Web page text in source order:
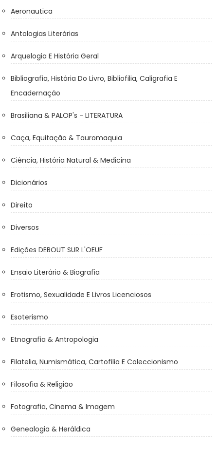
Aeronautica
Antologias Literárias
Arquelogia E História Geral
Bibliografia, História Do Livro, Bibliofilia, Caligrafia E
Encadernação
Brasiliana & PALOP's - LITERATURA
Caça, Equitação & Tauromaquia
Ciência, História Natural & Medicina
Dicionários
Direito
Diversos
Edições DEBOUT SUR L'OEUF
Ensaio Literário & Biografia
Erotismo, Sexualidade E Livros Licenciosos
Esoterismo
Etnografia & Antropologia
Filatelia, Numismática, Cartofilia E Coleccionismo
Filosofia & Religião
Fotografia, Cinema & Imagem
Genealogia & Heráldica